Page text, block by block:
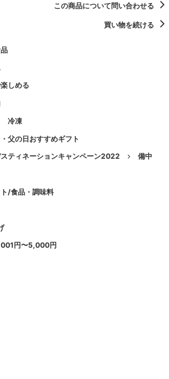
この商品について問い合わせる
買い物を続ける
しめる
冷凍
父の日おすすめギフト
ティネーションキャンペーン2022
備中
/食品・調味料
円〜5,000円